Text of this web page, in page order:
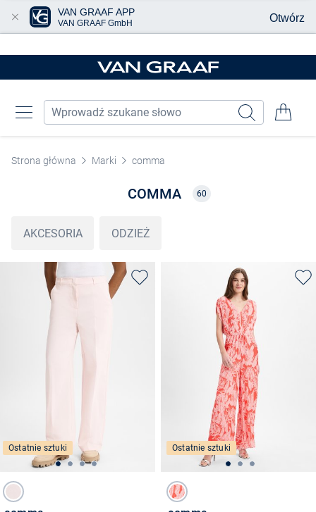
Strona główna Marki comma
COMMA 60
AKCESORIA ODZIEŻ
Ostatnie sztuki Ostatnie sztuki
VAN GRAAF APP
VAN GRAAF GmbH Otwórz